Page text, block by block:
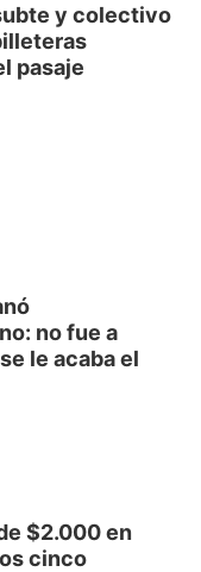
y colectivo
pasaje
no fue a
le acaba el
$2.000 en
cinco